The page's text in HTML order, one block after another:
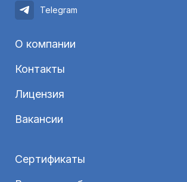
Telegram
О компании
Контакты
Лицензия
Вакансии
Сертификаты